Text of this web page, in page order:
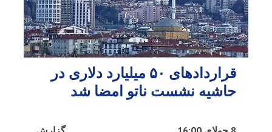
قراردادهای ۵۰ میلیارد دلاری در
حاشیه نشست ناتو امضا شد